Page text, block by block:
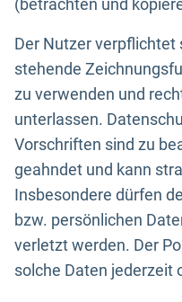
(betrachten und
Der Nutzer verpflichtet
stehende
zu verwenden und
unterlassen.
Vorschriften sind zu
geahndet und kann
Insbesondere dürfen
bzw. persönlichen
verletzt werden. Der
solche Daten jederzeit